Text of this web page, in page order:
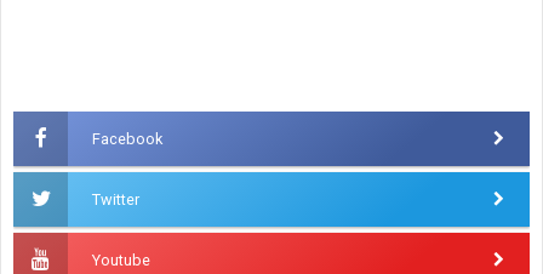
Facebook
Twitter
Youtube